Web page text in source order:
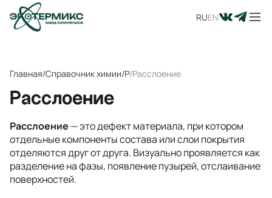
RUEN
Главная/Справочник химии/Р/Расслоение
Расслоение
Расслоение — это дефект материала, при котором
отдельные компоненты состава или слои покрытия
отделяются друг от друга. Визуально проявляется как
разделение на фазы, появление пузырей, отслаивание
поверхностей.